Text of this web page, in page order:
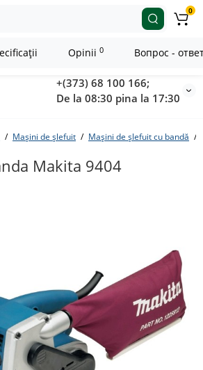
+(373) 68 100 166;
De la 08:30 pina la 17:30
0
Mașini de șlefuit Mașini de șlefuit cu bandă
Makita 9404
Opinii 0 Вопрос -